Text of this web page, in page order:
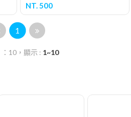
NT. 500
1
10，顯示 : 1~10